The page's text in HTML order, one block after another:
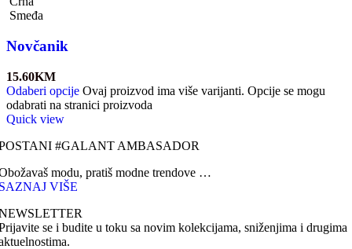
Smeđa
Novčanik
15.60KM
Odaberi opcije Ovaj proizvod ima više varijanti. Opcije se mogu
odabrati na stranici proizvoda
Quick view
#GALANT AMBASADOR
modu, pratiš modne trendove …
VIŠE
se i budite u toku sa novim kolekcijama, sniženjima i drugima